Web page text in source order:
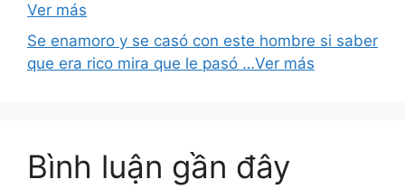
Ver más
Se enamoro y se casó con este hombre si saber
que era rico mira que le pasó …Ver más
Bình luận gần đây